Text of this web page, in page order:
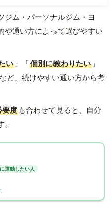
ジム・パーソナルジム・ヨ
や通い方によって選びやすい
い 」「個別に教わりたい 」
ど、続けやすい通い方から考
要度 も合わせて見ると、自分
運動したい人